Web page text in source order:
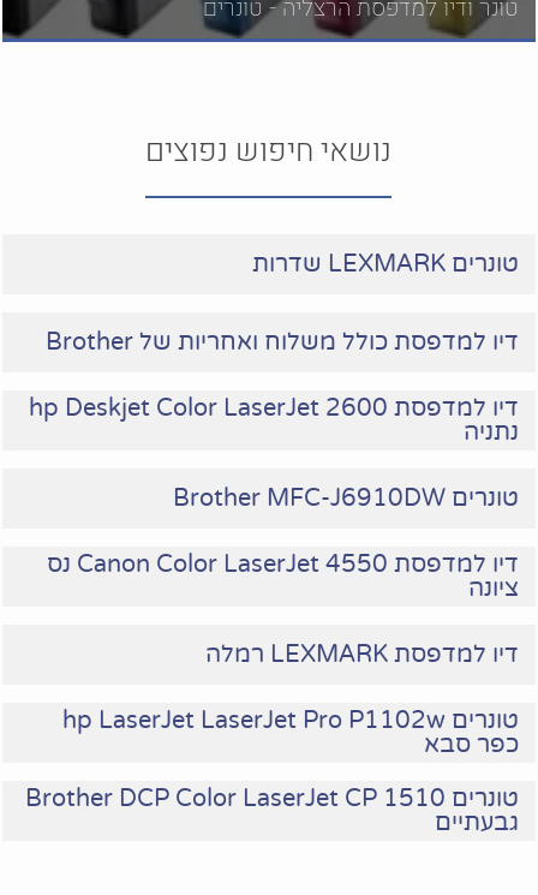
טונר ודיו למדפסת הרצליה - טונרים
נושאי חיפוש נפוצים
טונרים LEXMARK שדרות
דיו למדפסת כולל משלוח ואחריות של Brother
דיו למדפסת hp Deskjet Color LaserJet 2600
נתניה
טונרים Brother MFC-J6910DW
דיו למדפסת Canon Color LaserJet 4550 נס
ציונה
דיו למדפסת LEXMARK רמלה
טונרים hp LaserJet LaserJet Pro P1102w
כפר סבא
טונרים Brother DCP Color LaserJet CP 1510
גבעתיים